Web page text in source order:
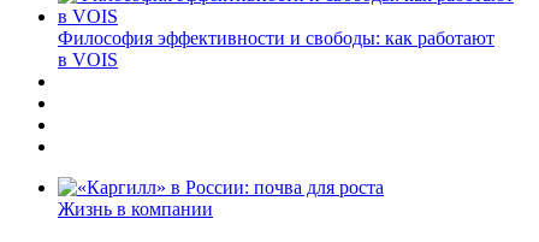
Философия эффективности и свободы: как работают
в VOIS
Жизнь в компании